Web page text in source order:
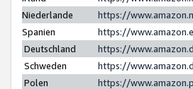
Niederlande
https://
Spanien
https://
Deutschland
https://
Schweden
https://
Polen
https://